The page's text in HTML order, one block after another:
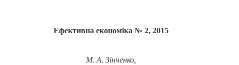
Ефективна економіка № 2, 2015
М. А. Зінченко,